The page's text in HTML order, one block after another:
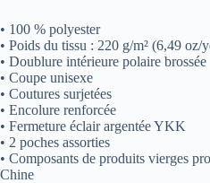
• 100 % polyester
• Poids du tissu : 220 g/m² (6,49
• Doublure intérieure polaire brossée
• Coupe unisexe
• Coutures surjetées
• Encolure renforcée
• Fermeture éclair argentée YKK
• 2 poches assorties
• Composants de produits vierges
Chine